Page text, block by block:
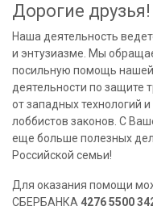
Дорогие друзья!
Наша деятельность
и энтузиазме. Мы
посильную помощь
деятельности по защите
от западных технологий
лоббистов законов. С
еще больше полезных
Российской семьи!
Для оказания помощи
СБЕРБАНКА 4276 5500